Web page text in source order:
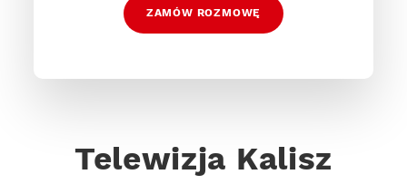
ZAMÓW ROZMOWĘ
Telewizja Kalisz